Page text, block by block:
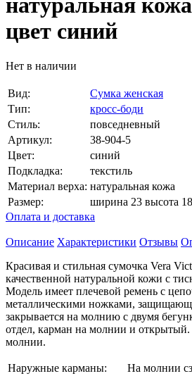
натуральная
цвет синий
Нет в наличии
Вид:
Сумка женская
Тип:
кросс-боди
Стиль:
повседневный
Артикул:
38-904-5
Цвет:
синий
Подкладка:
текстиль
Материал верха: натуральная кожа
Размер:
ширина 23 высота
Оплата и доставка
Описание Характеристики Отзывы
Красивая и стильная сумочка Vera
качественной натуральной кожи с
Модель имеет плечевой ремень с
металлическими ножками,
закрывается на молнию с двумя
отдел, карман на молнии и открытый.
молнии.
Наружные карманы:
На молнии